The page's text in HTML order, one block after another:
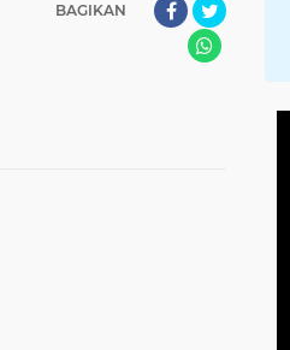
BAGIKAN